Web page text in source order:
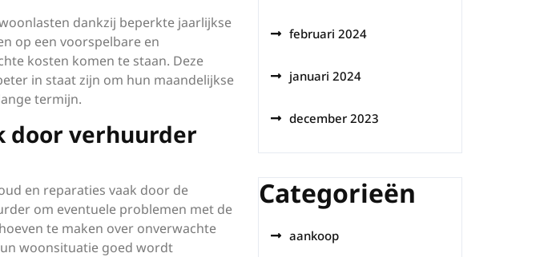
dankzij beperkte jaarlijkse
op een voorspelbare en
kosten komen te staan. Deze
in staat zijn om hun maandelijkse
termijn.
door verhuurder
en reparaties vaak door de
om eventuele problemen met de
te maken over onverwachte
woonsituatie goed wordt
februari 2024
januari 2024
december 2023
Categorieën
aankoop